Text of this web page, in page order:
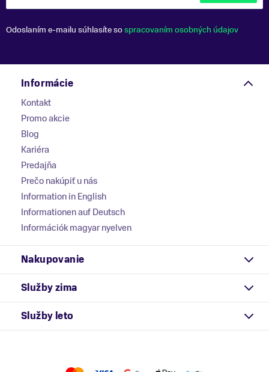
Odoslaním e-mailu súhlasíte sospracovaním osobných údajov
Informácie
Kontakt
Promo akcie
Blog
Kariéra
Predajňa
Prečo nakúpiť u nás
Information in English
Informationen auf Deutsch
Információk magyar nyelven
Nakupovanie
Služby zima
Služby leto